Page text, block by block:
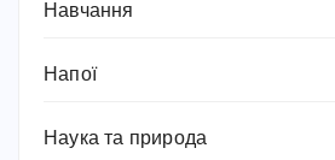
Навчання
Напої
Наука та природа